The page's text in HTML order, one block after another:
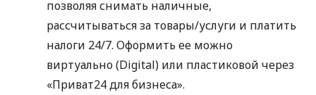
позволяя снимать наличные,
рассчитываться за товары/услуги и платить
налоги 24/7. Оформить ее можно
виртуально (Digital) или пластиковой через
«Приват24 для бизнеса».